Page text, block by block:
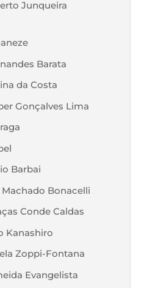
Junqueira
Barata
da Costa
Gonçalves Lima
Barbai
Bonacelli
Conde Caldas
Kanashiro
Zoppi-Fontana
Evangelista